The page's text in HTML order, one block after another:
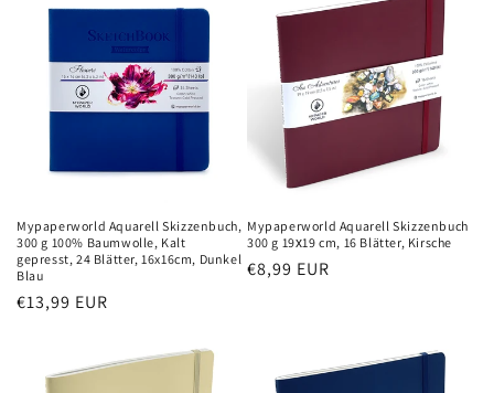
Mypaperworld Aquarell Skizzenbuch,
300 g 100% Baumwolle, Kalt
gepresst, 24 Blätter, 16x16cm, Dunkel
Blau
Normaler
€13,99 EUR
Mypaperworld Aquarell Skizzenbuch
300 g 19х19 cm, 16 Blätter, Kirsche
Normaler
€8,99 EUR